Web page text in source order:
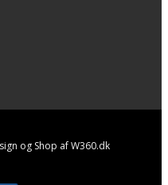
og Shop af W360.dk